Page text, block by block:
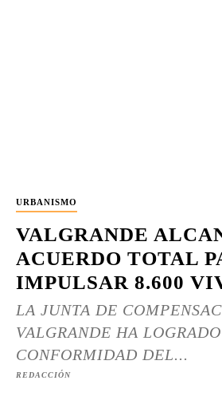
URBANISMO
VALGRANDE
ACUERDO TOTAL
IMPULSAR 8.600
LA JUNTA DE
VALGRANDE HA
CONFORMIDAD DEL...
REDACCIÓN